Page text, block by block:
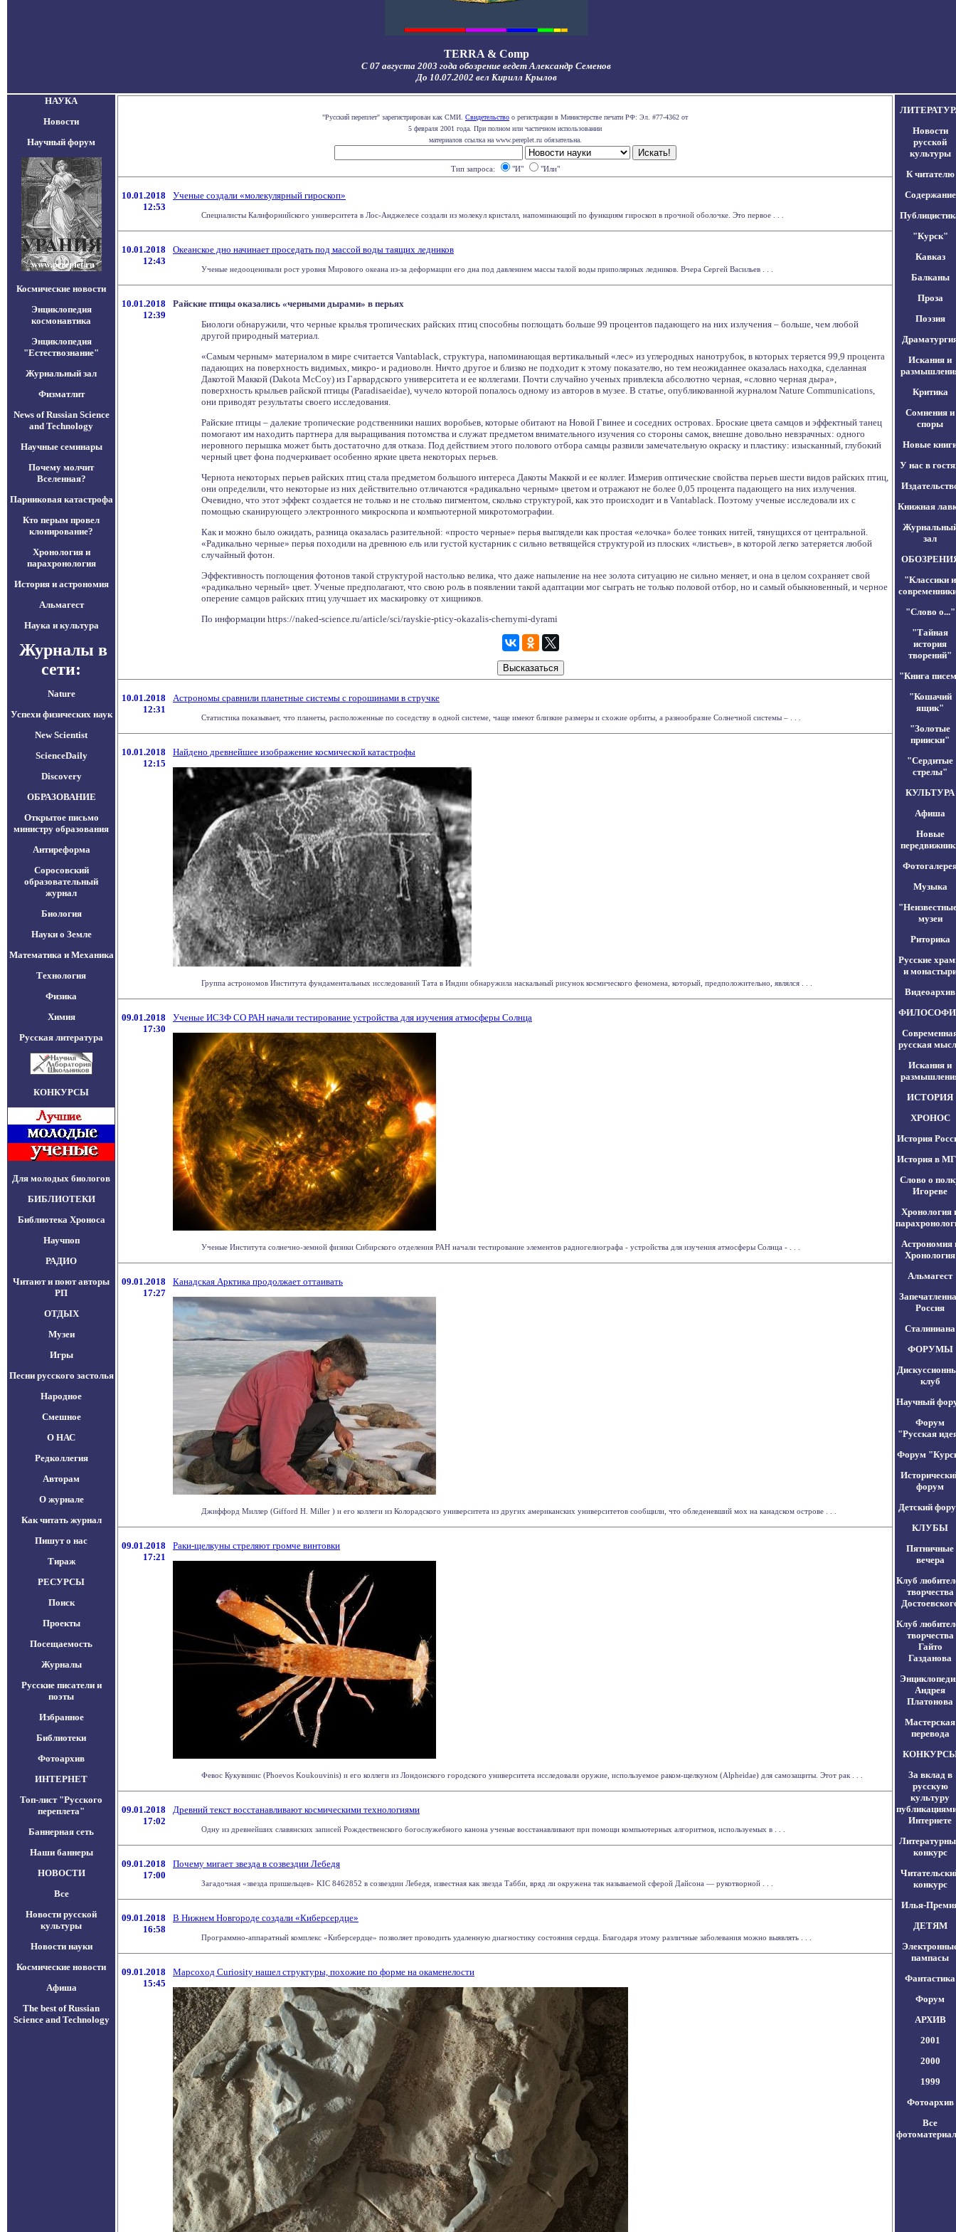
TERRA & Comp
С 07 августа 2003 года обозрение ведет Александр Семенов
До 10.07.2002 вел Кирилл Крылов
НАУКА
Новости
Научный форум
Космические новости
Энциклопедия
космонавтика
Энциклопедия
"Естествознание"
Журнальный зал
Физматлит
News of Russian Science
and Technology
Научные семинары
Почему молчит
Вселенная?
Парниковая катастрофа
Кто перым провел
клонирование?
Хронология и
парахронология
История и астрономия
Альмагест
Наука и культура
Журналы в
сети:
Nature
Успехи физических наук
New Scientist
ScienceDaily
Discovery
ОБРАЗОВАНИЕ
Открытое письмо
министру образования
Антиреформа
Соросовский
образовательный
журнал
Биология
Науки о Земле
Математика и Механика
Технология
Физика
Химия
Русская литература
КОНКУРСЫ
Для молодых биологов
БИБЛИОТЕКИ
Библиотека Хроноса
Научпоп
РАДИО
Читают и поют авторы
РП
ОТДЫХ
Музеи
Игры
Песни русского застолья
Народное
Смешное
О НАС
Редколлегия
Авторам
О журнале
Как читать журнал
Пишут о нас
Тираж
РЕСУРСЫ
Поиск
Проекты
Посещаемость
Журналы
Русские писатели и
поэты
Избранное
Библиотеки
Фотоархив
ИНТЕРНЕТ
Топ-лист "Русского
переплета"
Баннерная сеть
Наши баннеры
НОВОСТИ
Все
Новости русской
культуры
Новости науки
Космические новости
Афиша
The best of Russian
Science and Technology
"Русский переплет" зарегистрирован как СМИ. Свидетельство о регистрации в Министерстве печати РФ: Эл. #77-4362 от
5 февраля 2001 года. При полном или частичном использовании
материалов ссылка на www.pereplet.ru обязательна.
Тип запроса: "И" "Или"
10.01.2018
12:53
Ученые создали «молекулярный гироскоп»
Специалисты Калифорнийского университета в Лос-Анджелесе создали из молекул кристалл, напоминающий по функциям гироскоп в прочной оболочке. Это первое . . .
10.01.2018
12:43
Океанское дно начинает проседать под массой воды таящих ледников
Ученые недооценивали рост уровня Мирового океана из-за деформации его дна под давлением массы талой воды приполярных ледников. Вчера Сергей Васильев . . .
10.01.2018
12:39
Райские птицы оказались «черными дырами» в перьях
Биологи обнаружили, что черные крылья тропических райских птиц способны поглощать больше 99 процентов падающего на них излучения – больше, чем любой
другой природный материал.
«Самым черным» материалом в мире считается Vantablack, структура, напоминающая вертикальный «лес» из углеродных нанотрубок, в которых теряется 99,9 процента
падающих на поверхность видимых, микро- и радиоволн. Ничто другое и близко не подходит к этому показателю, но тем неожиданнее оказалась находка, сделанная
Дакотой Маккой (Dakota McCoy) из Гарвардского университета и ее коллегами. Почти случайно ученых привлекла абсолютно черная, «словно черная дыра»,
поверхность крыльев райской птицы (Paradisaeidae), чучело которой попалось одному из авторов в музее. В статье, опубликованной журналом Nature Communications,
они приводят результаты своего исследования.
Райские птицы – далекие тропические родственники наших воробьев, которые обитают на Новой Гвинее и соседних островах. Броские цвета самцов и эффектный танец
помогают им находить партнера для выращивания потомства и служат предметом внимательного изучения со стороны самок, внешне довольно невзрачных: одного
неровного перышка может быть достаточно для отказа. Под действием этого полового отбора самцы развили замечательную окраску и пластику: изысканный, глубокий
черный цвет фона подчеркивает особенно яркие цвета некоторых перьев.
Чернота некоторых перьев райских птиц стала предметом большого интереса Дакоты Маккой и ее коллег. Измерив оптические свойства перьев шести видов райских птиц,
они определили, что некоторые из них действительно отличаются «радикально черным» цветом и отражают не более 0,05 процента падающего на них излучения.
Очевидно, что этот эффект создается не только и не столько пигментом, сколько структурой, как это происходит и в Vantablack. Поэтому ученые исследовали их с
помощью сканирующего электронного микроскопа и компьютерной микротомографии.
Как и можно было ожидать, разница оказалась разительной: «просто черные» перья выглядели как простая «елочка» более тонких нитей, тянущихся от центральной.
«Радикально черные» перья походили на древнюю ель или густой кустарник с сильно ветвящейся структурой из плоских «листьев», в которой легко затеряется любой
случайный фотон.
Эффективность поглощения фотонов такой структурой настолько велика, что даже напыление на нее золота ситуацию не сильно меняет, и она в целом сохраняет свой
«радикально черный» цвет. Ученые предполагают, что свою роль в появлении такой адаптации мог сыграть не только половой отбор, но и самый обыкновенный, и черное
оперение самцов райских птиц улучшает их маскировку от хищников.
По информации https://naked-science.ru/article/sci/rayskie-pticy-okazalis-chernymi-dyrami
10.01.2018
12:31
Астрономы сравнили планетные системы с горошинами в стручке
Статистика показывает, что планеты, расположенные по соседству в одной системе, чаще имеют близкие размеры и схожие орбиты, а разнообразие Солнечной системы – . . .
10.01.2018
12:15
Найдено древнейшее изображение космической катастрофы
Группа астрономов Института фундаментальных исследований Тата в Индии обнаружила наскальный рисунок космического феномена, который, предположительно, являлся . . .
09.01.2018
17:30
Ученые ИСЗФ СО РАН начали тестирование устройства для изучения атмосферы Солнца
Ученые Института солнечно-земной физики Сибирского отделения РАН начали тестирование элементов радиогелиографа - устройства для изучения атмосферы Солнца - . . .
09.01.2018
17:27
Канадская Арктика продолжает оттаивать
Джиффорд Миллер (Gifford H. Miller ) и его коллеги из Колорадского университета из других американских университетов сообщили, что обледеневший мох на канадском острове . . .
09.01.2018
17:21
Раки-щелкуны стреляют громче винтовки
Февос Кукувинис (Phoevos Koukouvinis) и его коллеги из Лондонского городского университета исследовали оружие, используемое раком-щелкуном (Alpheidae) для самозащиты. Этот рак . . .
09.01.2018
17:02
Древний текст восстанавливают космическими технологиями
Одну из древнейших славянских записей Рождественского богослужебного канона ученые восстанавливают при помощи компьютерных алгоритмов, используемых в . . .
09.01.2018
17:00
Почему мигает звезда в созвездии Лебедя
Загадочная «звезда пришельцев» KIC 8462852 в созвездии Лебедя, известная как звезда Табби, вряд ли окружена так называемой сферой Дайсона — рукотворной . . .
09.01.2018
16:58
В Нижнем Новгороде создали «Киберсердце»
Программно-аппаратный комплекс «Киберсердце» позволяет проводить удаленную диагностику состояния сердца. Благодаря этому различные заболевания можно выявлять . . .
09.01.2018
15:45
Марсоход Curiosity нашел структуры, похожие по форме на окаменелости
Новости
русской
культуры
К читателю
Содержание
"Курск"
Кавказ
Балканы
Проза
Поэзия
Искания и
Критика
Сомнения и
споры
Новые
У нас в
Книжная
зал
"Классики и
"Слово о..."
"Тайная
история
творений"
"Книга
"Кошачий
ящик"
"Золотые
прииски"
"Сердитые
стрелы"
КУЛЬТУРА
Афиша
Новые
Музыка
музеи
Риторика
Русские
и
Видеоархив
русская
Искания и
ИСТОРИЯ
ХРОНОС
История
История в
Слово о
Игореве
Хронология
Астрономия
Хронология
Альмагест
Россия
Сталиниана
ФОРУМЫ
клуб
Научный
Форум
"Русская
Форум
форум
Детский
КЛУБЫ
Пятничные
вечера
Клуб
творчества
Клуб
творчества
Гайто
Газданова
Андрея
Платонова
Мастерская
перевода
За вклад в
русскую
культуру
Интернете
конкурс
конкурс
Илья-
ДЕТЯМ
пампасы
Фантастика
Форум
АРХИВ
2001
2000
1999
Фотоархив
Все